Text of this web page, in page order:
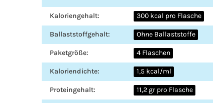
Kaloriengehalt: 300 kcal pro Flasche
Ballaststoffgehalt: Ohne Ballaststoffe
Paketgröße: 4 Flaschen
Kaloriendichte: 1,5 kcal/ml
Proteingehalt: 11,2 gr pro Flasche